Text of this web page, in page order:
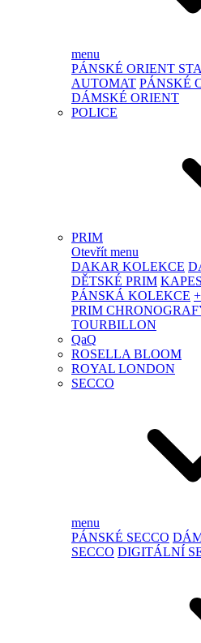
menu
PÁNSKÉ ORIENT
AUTOMAT PÁNSKÉ
DÁMSKÉ ORIENT
POLICE
PRIM
Otevřít menu
DAKAR KOLEKCE
DĚTSKÉ PRIM
PÁNSKÁ KOLEKCE
PRIM
TOURBILLON
QaQ
ROSELLA BLOOM
ROYAL LONDON
SECCO
menu
PÁNSKÉ SECCO
SECCO DIGITÁLNÍ